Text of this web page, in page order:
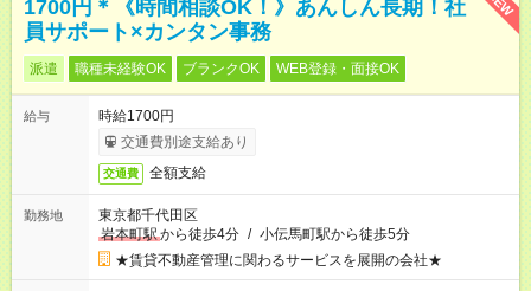
1700円＊《時間相談OK！》あんしん長期！社
員サポート×カンタン事務
派遣 職種未経験OK ブランクOK WEB登録・面接OK
給与
時給1700円
交通費別途支給あり
交通費 全額支給
勤務地
東京都千代田区
岩本町駅から徒歩4分 / 小伝馬町駅から徒歩5分
★賃貸不動産管理に関わるサービスを展開の会社★